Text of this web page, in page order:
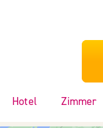
Hotel Zimmer